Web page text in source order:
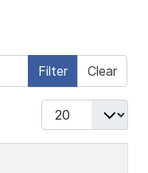
Filter Clear
Display #